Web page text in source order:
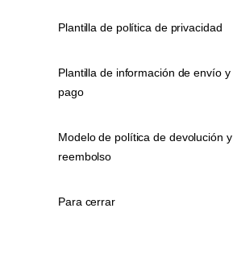
Plantilla de política de privacidad
Plantilla de información de envío y
pago
Modelo de política de devolución y
reembolso
Para cerrar